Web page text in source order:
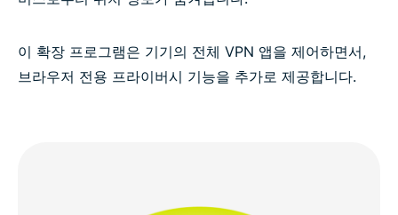
이 확장 프로그램은 기기의 전체 VPN 앱을 제어하면서,
브라우저 전용 프라이버시 기능을 추가로 제공합니다.